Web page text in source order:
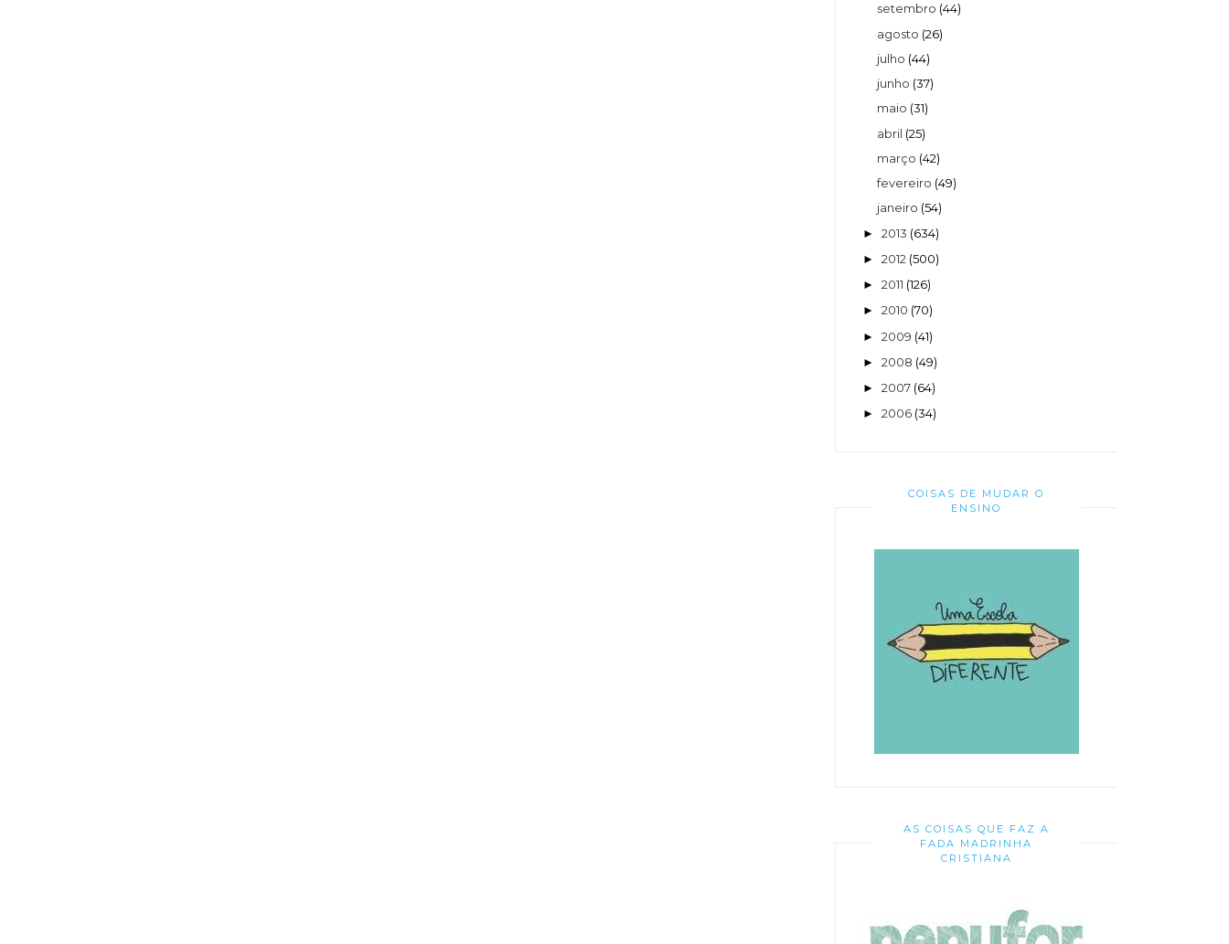
setembro (44)
agosto (26)
julho (44)
junho (37)
maio (31)
abril (25)
março (42)
fevereiro (49)
janeiro (54)
► 2013 (634)
► 2012 (500)
► 2011 (126)
► 2010 (70)
► 2009 (41)
► 2008 (49)
► 2007 (64)
► 2006 (34)
COISAS DE MUDAR O
ENSINO
AS COISAS QUE FAZ A
FADA MADRINHA
CRISTIANA